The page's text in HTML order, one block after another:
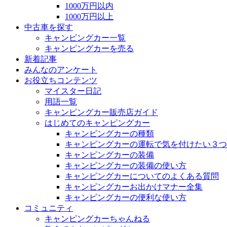
1000万円以内
1000万円以上
中古車を探す
キャンピングカー一覧
キャンピングカーを売る
新着記事
みんなのアンケート
お役立ちコンテンツ
マイスター日記
用語一覧
キャンピングカー販売店ガイド
はじめてのキャンピングカー
キャンピングカーの種類
キャンピングカーの運転で気を付けたい３
キャンピングカーの装備
キャンピングカーの装備の使い方
キャンピングカーについてのよくある質問
キャンピングカーお出かけマナー全集
キャンピングカーの便利な使い方
コミュニティ
キャンピングカーちゃんねる